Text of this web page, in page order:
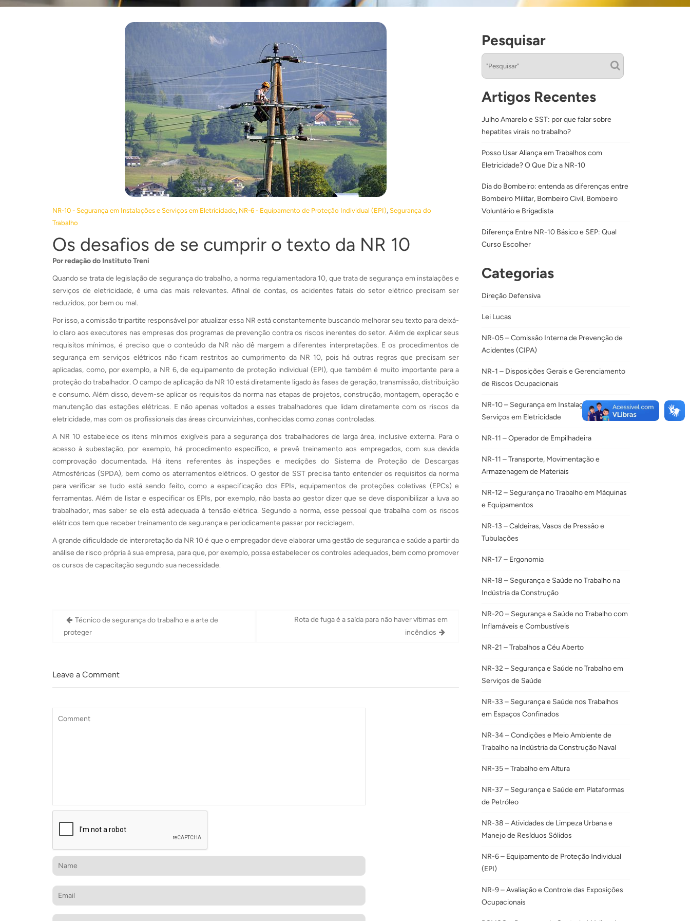
NR-10 - Segurança em Instalações e Serviços em Eletricidade, NR-6 - Equipamento de Proteção Individual (EPI), Segurança do
Trabalho
Os desafios de se cumprir o texto da NR 10
Por redação do Instituto Treni
Quando se trata de legislação de segurança do trabalho, a norma regulamentadora 10, que trata de segurança em instalações e
serviços de eletricidade, é uma das mais relevantes. Afinal de contas, os acidentes fatais do setor elétrico precisam ser
reduzidos, por bem ou mal.
Por isso, a comissão tripartite responsável por atualizar essa NR está constantemente buscando melhorar seu texto para deixá-
lo claro aos executores nas empresas dos programas de prevenção contra os riscos inerentes do setor. Além de explicar seus
requisitos mínimos, é preciso que o conteúdo da NR não dê margem a diferentes interpretações. E os procedimentos de
segurança em serviços elétricos não ficam restritos ao cumprimento da NR 10, pois há outras regras que precisam ser
aplicadas, como, por exemplo, a NR 6, de equipamento de proteção individual (EPI), que também é muito importante para a
proteção do trabalhador. O campo de aplicação da NR 10 está diretamente ligado às fases de geração, transmissão, distribuição
e consumo. Além disso, devem-se aplicar os requisitos da norma nas etapas de projetos, construção, montagem, operação e
manutenção das estações elétricas. E não apenas voltados a esses trabalhadores que lidam diretamente com os riscos da
eletricidade, mas com os profissionais das áreas circunvizinhas, conhecidas como zonas controladas.
A NR 10 estabelece os itens mínimos exigíveis para a segurança dos trabalhadores de larga área, inclusive externa. Para o
acesso à subestação, por exemplo, há procedimento específico, e prevê treinamento aos empregados, com sua devida
comprovação documentada. Há itens referentes às inspeções e medições do Sistema de Proteção de Descargas
Atmosféricas (SPDA), bem como os aterramentos elétricos. O gestor de SST precisa tanto entender os requisitos da norma
para verificar se tudo está sendo feito, como a especificação dos EPIs, equipamentos de proteções coletivas (EPCs) e
ferramentas. Além de listar e especificar os EPIs, por exemplo, não basta ao gestor dizer que se deve disponibilizar a luva ao
trabalhador, mas saber se ela está adequada à tensão elétrica. Segundo a norma, esse pessoal que trabalha com os riscos
elétricos tem que receber treinamento de segurança e periodicamente passar por reciclagem.
A grande dificuldade de interpretação da NR 10 é que o empregador deve elaborar uma gestão de segurança e saúde a partir da
análise de risco própria à sua empresa, para que, por exemplo, possa estabelecer os controles adequados, bem como promover
os cursos de capacitação segundo sua necessidade.
Navegação
de
Técnico de segurança do trabalho e a arte de
proteger
Rota de fuga é a saída para não haver vítimas em
incêndios
Leave a Comment
Pesquisar
Artigos Recentes
Julho Amarelo e SST: por que falar sobre
hepatites virais no trabalho?
Posso Usar Aliança em Trabalhos com
Eletricidade? O Que Diz a NR-10
Dia do Bombeiro: entenda as diferenças entre
Bombeiro Militar, Bombeiro Civil, Bombeiro
Voluntário e Brigadista
Diferença Entre NR-10 Básico e SEP: Qual
Curso Escolher
Categorias
Direção Defensiva
Lei Lucas
NR-05 – Comissão Interna de Prevenção de
Acidentes (CIPA)
NR-1 – Disposições Gerais e Gerenciamento
de Riscos Ocupacionais
NR-10 – Segurança em Instalações e
Serviços em Eletricidade
NR-11 – Operador de Empilhadeira
NR-11 – Transporte, Movimentação e
Armazenagem de Materiais
NR-12 – Segurança no Trabalho em Máquinas
e Equipamentos
NR-13 – Caldeiras, Vasos de Pressão e
Tubulações
NR-17 – Ergonomia
NR-18 – Segurança e Saúde no Trabalho na
Indústria da Construção
NR-20 – Segurança e Saúde no Trabalho com
Inflamáveis e Combustíveis
NR-21 – Trabalhos a Céu Aberto
NR-32 – Segurança e Saúde no Trabalho em
Serviços de Saúde
NR-33 – Segurança e Saúde nos Trabalhos
em Espaços Confinados
NR-34 – Condições e Meio Ambiente de
Trabalho na Indústria da Construção Naval
NR-35 – Trabalho em Altura
NR-37 – Segurança e Saúde em Plataformas
de Petróleo
NR-38 – Atividades de Limpeza Urbana e
Manejo de Resíduos Sólidos
NR-6 – Equipamento de Proteção Individual
(EPI)
NR-9 – Avaliação e Controle das Exposições
Ocupacionais